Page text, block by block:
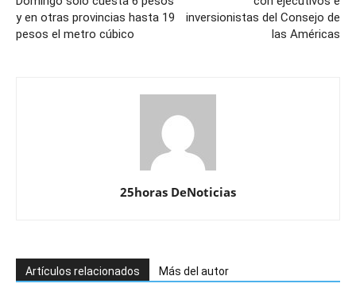
y en otras provincias hasta 19
pesos el metro cúbico
inversionistas del Consejo de
las Américas
25horas DeNoticias
Artículos relacionados Más del autor